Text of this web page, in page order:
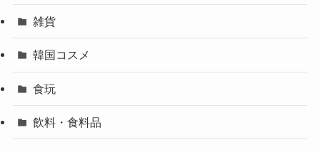
雑貨
韓国コスメ
食玩
飲料・食料品